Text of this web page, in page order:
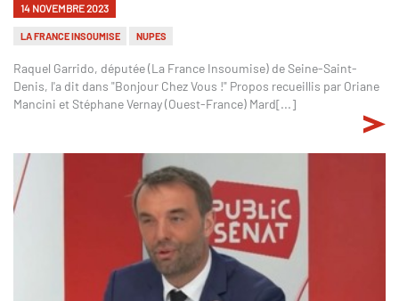
14 NOVEMBRE 2023
LA FRANCE INSOUMISE NUPES
Raquel Garrido, députée (La France Insoumise) de Seine-Saint-
Denis, l'a dit dans "Bonjour Chez Vous !" Propos recueillis par Oriane
Mancini et Stéphane Vernay (Ouest-France) Mard[...]